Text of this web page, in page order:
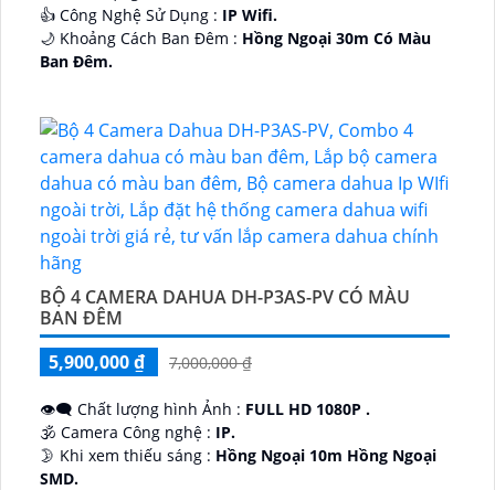
👍 Công Nghệ Sử Dụng : IP Wifi.
🌙 Khoảng Cách Ban Đêm : Hồng Ngoại 30m Có Màu
Ban Ðêm.
BỘ 4 CAMERA DAHUA DH-P3AS-PV CÓ MÀU
BAN ĐÊM
5,900,000 ₫
7,000,000 ₫
👁️‍🗨 Chất lượng hình Ảnh : FULL HD 1080P .
🕉️ Camera Công nghệ : IP.
🌛 Khi xem thiếu sáng : Hồng Ngoại 10m Hồng Ngoại
SMD.